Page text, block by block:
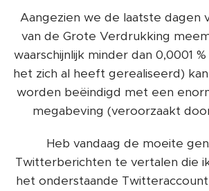
Aangezien we de laatste dagen
van de Grote Verdrukking
waarschijnlijk minder dan 0,0001
het zich al heeft gerealiseerd)
worden beëindigd met een
megabeving (veroorzaakt
Heb vandaag de moeite
Twitterberichten te vertalen die
het onderstaande